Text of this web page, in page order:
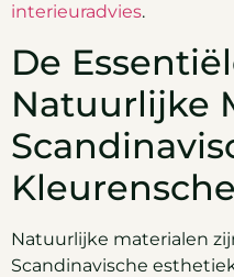
interieuradvies.
De
Natuurlijke
Natuurlijke materialen
Scandinavische